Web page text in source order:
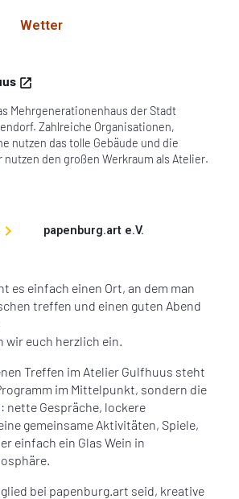
Wetter
Mehrgenerationenhaus der Stadt
Zahlreiche Organisationen,
nutzen das tolle Gebäude und die
den großen Werkraum als Atelier.
papenburg.art e.V.
es einfach einen Ort, an dem man
treffen und einen guten Abend
wir euch herzlich ein.
Treffen im Atelier Gulfhuus steht
im Mittelpunkt, sondern die
nette Gespräche, lockere
gemeinsame Aktivitäten, Spiele,
einfach ein Glas Wein in
bei papenburg.art seid, kreative